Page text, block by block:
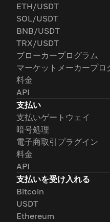
ETH/USDT
SOL/USDT
BNB/USDT
TRX/USDT
ブローカープログラム
マーケットメーカープロ
料金
API
支払い
支払いゲートウェイ
暗号処理
電子商取引プラグイン
料金
API
支払いを受け入れる
Bitcoin
USDT
Ethereum